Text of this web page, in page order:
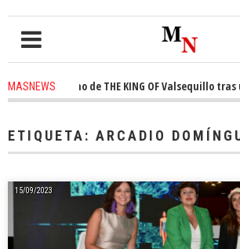
MASNEWS
el trono de THE KING OF Valsequillo tras
ETIQUETA: ARCADIO
15/09/2023